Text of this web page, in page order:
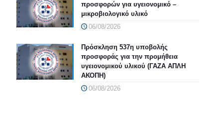
προσφορών για υγειονομικό –
μικροβιολογικό υλικό
06/08/2026
Πρόσκληση 537η υποβολής
προσφοράς για την προμήθεια
υγειονομικού υλικού (ΓΑΖΑ ΑΠΛΗ
ΑΚΟΠΗ)
06/08/2026